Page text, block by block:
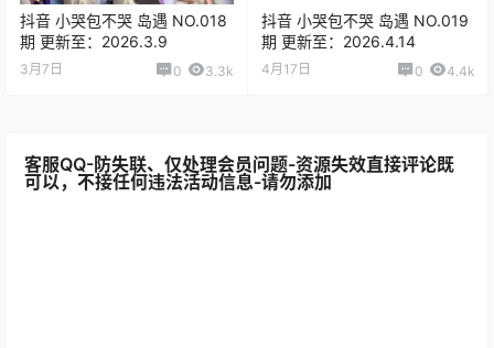
抖音 小哭包不哭 岛遇 NO.018
期 更新至：2026.3.9
3月7日 0 3.3k
抖音 小哭包不哭 岛遇 NO.019
期 更新至：2026.4.14
4月17日 0 4.4k
客服QQ-防失联、仅处理会员问题-资源失效直接评论既
可以，不接任何违法活动信息-请勿添加